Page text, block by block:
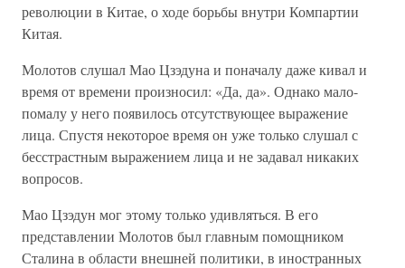
революции в Китае, о ходе борьбы внутри Компартии
Китая.
Молотов слушал Мао Цзэдуна и поначалу даже кивал и
время от времени произносил: «Да, да». Однако мало-
помалу у него появилось отсутствующее выражение
лица. Спустя некоторое время он уже только слушал с
бесстрастным выражением лица и не задавал никаких
вопросов.
Мао Цзэдун мог этому только удивляться. В его
представлении Молотов был главным помощником
Сталина в области внешней политики, в иностранных